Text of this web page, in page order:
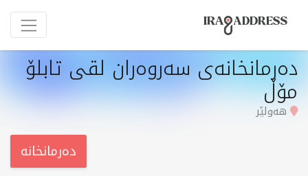
دەرمانخانەی سەروەران لقی تابلۆ
مۆڵ
هەولێر
دەرمانخانە